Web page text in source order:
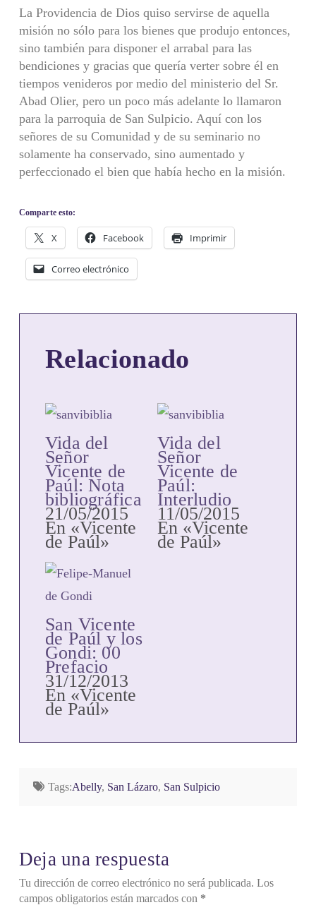
La Providencia de Dios quiso servirse de aquella
misión no sólo para los bienes que produjo entonces,
sino también para disponer el arrabal para las
bendiciones y gracias que quería verter sobre él en
tiempos venideros por medio del ministerio del Sr.
Abad Olier, pero un poco más adelante lo llamaron
para la parroquia de San Sulpicio. Aquí con los
señores de su Comunidad y de su seminario no
solamente ha conservado, sino aumentado y
perfeccionado el bien que había hecho en la misión.
Comparte esto:
X Facebook Imprimir
Correo electrónico
Relacionado
Vida del
Señor
Vicente de
Paúl: Nota
bibliográfica
21/05/2015
En «Vicente
de Paúl»
Vida del
Señor
Vicente de
Paúl:
Interludio
11/05/2015
En «Vicente
de Paúl»
San Vicente
de Paúl y los
Gondi: 00
Prefacio
31/12/2013
En «Vicente
de Paúl»
Tags:Abelly, San Lázaro, San Sulpicio
Deja una respuesta
Tu dirección de correo electrónico no será publicada. Los
campos obligatorios están marcados con *